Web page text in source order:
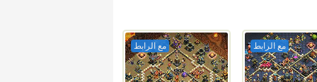
مع الرابط مع الرابط